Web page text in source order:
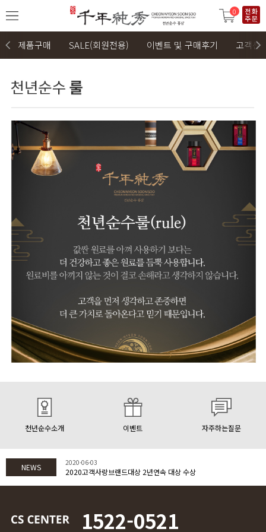
0
제품구매 SALE(회원전용) 이벤트 및 구매후기 고객센
천년순수소개 이벤트 자주하는질문
NEWS 2020-06-03
2020고객사랑브랜드대상 2년연속 대상 수상
1522-0521